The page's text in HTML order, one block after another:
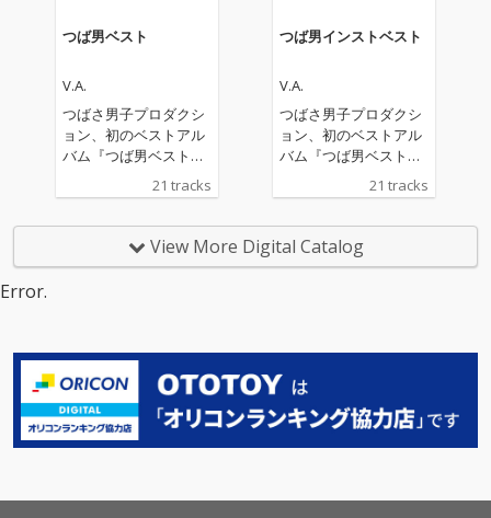
つば男ベスト
V.A.
つばさ男子プロダクシ
ョン、初のベストアル
バム『つば男ベスト』
『つば男インストベス
ト』の2作品配信リリ
は、CUBERS、THE SU
PER FRUIT、世が世な
とつば男AP（CUBER
S）のTAKAを加えた総
勢20名が、本アルバム
のために歌唱した新録
「Samenaide」を含む
21 tracks
つば男インストベスト
V.A.
つばさ男子プロダクシ
ョン、初のベストアル
バム『つば男ベスト』
『つば男インストベス
ト』の2作品配信リリ
は、CUBERS、THE SU
PER FRUIT、世が世な
S）のTAKAを加えた総
勢20名が、本アルバム
のために歌唱した新録
「Samenaide」を含む
21 tracks
View More Digital Catalog
Error.